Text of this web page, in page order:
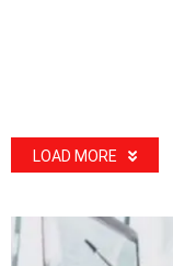
LOAD MORE